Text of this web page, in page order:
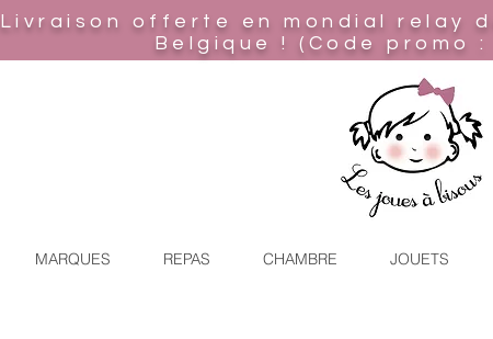
Livraison offerte en mondial relay
Belgique ! (Code promo :
MARQUES REPAS CHAMBRE JOUETS